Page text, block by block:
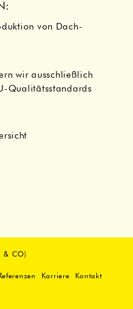
von Dach-
wir ausschließlich
Qualitätsstandards
& CO)
Referenzen Karriere
Kontakt